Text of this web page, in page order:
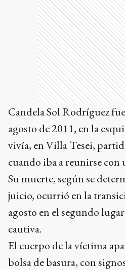
Candela Sol Rodríguez
agosto de 2011, en la
vivía, en Villa Tesei,
cuando iba a reunirse con
Su muerte, según se
juicio, ocurrió en la
agosto en el segundo
cautiva.
El cuerpo de la víctima
bolsa de basura, con